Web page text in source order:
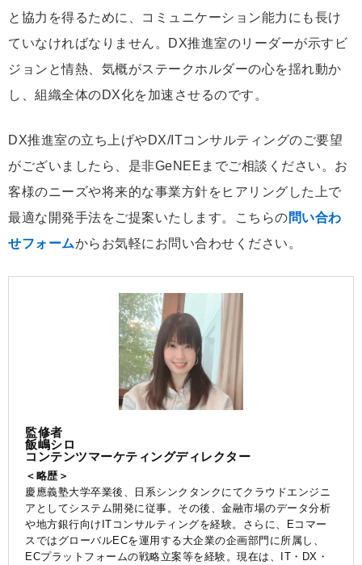
と協力を得るために、コミュニケーション能力にも長け
ていなければなりません。DX推進室のリーダーが示すビ
ジョンと情熱、気概がステークホルダーの心を揺れ動か
し、組織全体のDX化を加速させるのです。
DX推進室の立ち上げやDX/ITコンサルティングのご要望
がございましたら、是非GeNEEまでご相談ください。お
客様のニーズや将来的な事業方針をヒアリングした上で
最適な開発手法をご提案いたします。こちらの問い合わ
せフォームからお気軽にお問い合わせください。
監修者
飯嶋シロ
コンテンツマーケティングディレクター
＜略歴＞
慶應義塾大学卒業後、日系シンクタンクにてクラウドエンジニ
アとしてシステム開発に従事。その後、金融市場のデータ分析
や地方銀行向けITコンサルティングを経験。さらに、Eコマー
スではグローバルECを運用する大企業の企画部門に所属し、
ECプラットフォームの戦略立案等を経験。現在は、IT・DX・